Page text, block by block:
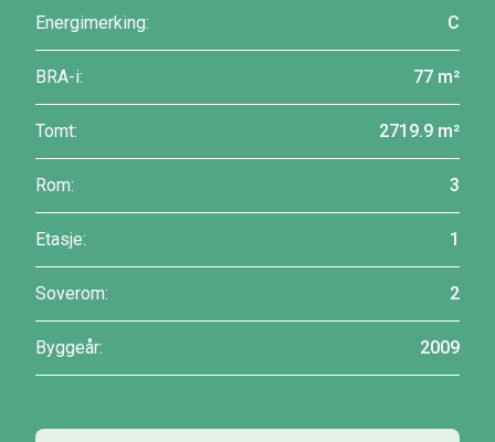
Energimerking: C
BRA-i: 77 m²
Tomt: 2719.9 m²
Rom: 3
Etasje: 1
Soverom: 2
Byggeår: 2009